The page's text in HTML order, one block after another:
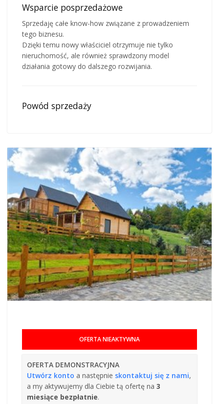
Wsparcie posprzedażowe
Sprzedaję całe know-how związane z prowadzeniem
tego biznesu.
Dzięki temu nowy właściciel otrzymuje nie tylko
nieruchomość, ale również sprawdzony model
działania gotowy do dalszego rozwijania.
Powód sprzedaży
OFERTA NIEAKTYWNA
OFERTA DEMONSTRACYJNA
Utwórz konto a następnie skontaktuj się z nami,
a my aktywujemy dla Ciebie tą ofertę na 3
miesiące bezpłatnie.